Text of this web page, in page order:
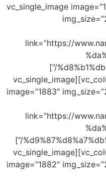
[vc_column width=”1/4″][vc_single_image
link=”https://
%d8%b1%db%8c%d9%88%da%a9%d9%88/”]
[/vc_column][vc_column width=”1/4″][vc_single_image
image=”1883″
link=”https://
%d9%87%d8%a7%db%8c%d8%b3%d9%86%d8%b3/”]
[/vc_column][vc_column width=”1/4″][vc_single_image
image=”1882″